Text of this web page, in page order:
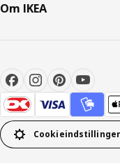
Om IKEA
Cookieindstillinger